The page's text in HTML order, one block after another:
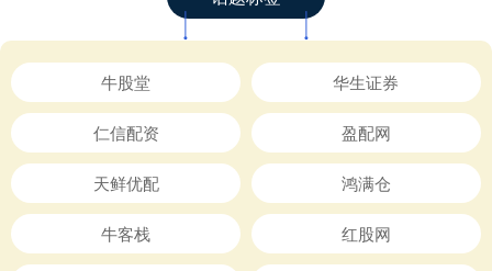
牛股堂 华生证券
仁信配资 盈配网
天鲜优配 鸿满仓
牛客栈 红股网